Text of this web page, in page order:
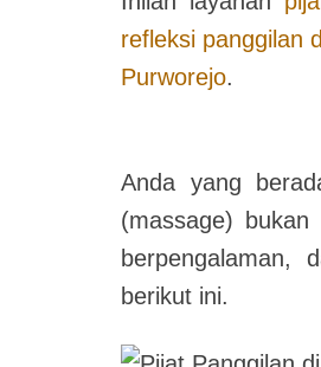
refleksi panggilan
Purworejo.
Anda yang
(massage)
berpengalaman,
berikut ini.